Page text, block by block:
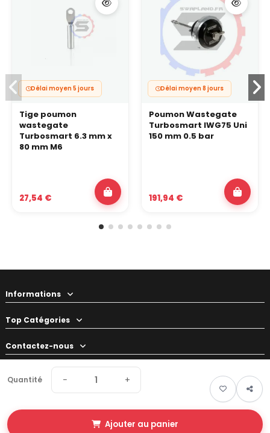
Quantité − +
Ajouter au panier
Délai moyen 5 jours
Tige poumon
wastegate
Turbosmart 6.3 mm x
80 mm M6
27,54 €
Délai moyen 8 jours
Poumon Wastegate
Turbosmart IWG75 Uni
150 mm 0.5 bar
191,94 €
Informations
Top Catégories
Contactez-nous
Votre préparateur